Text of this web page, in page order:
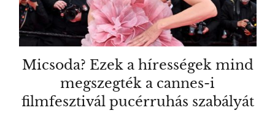
Micsoda? Ezek a hírességek mind
megszegték a cannes-i
filmfesztivál pucérruhás szabályát